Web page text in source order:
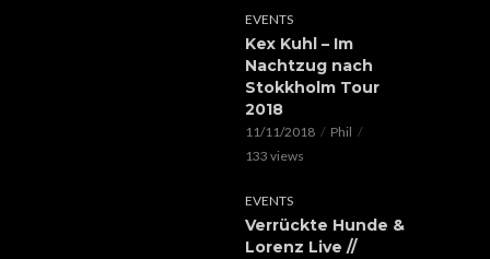
EVENTS
Kex Kuhl – Im
Nachtzug nach
Stokkholm Tour
2018
11/11/2018
Phil
133 views
EVENTS
Verrückte Hunde &
Lorenz Live //